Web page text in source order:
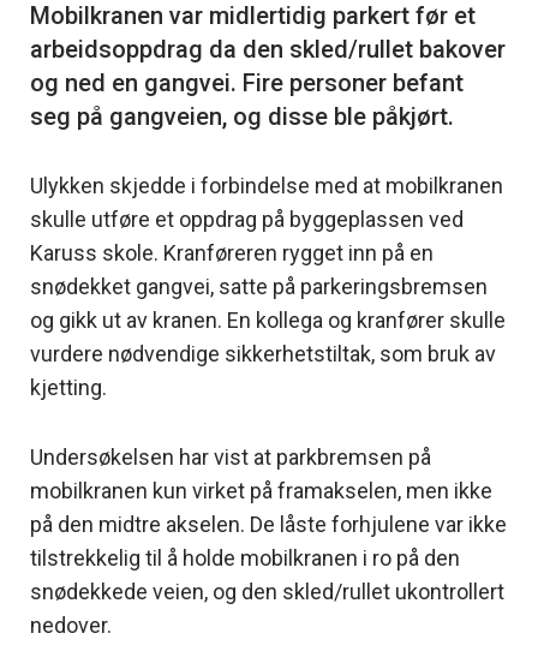
Mobilkranen var midlertidig parkert før et
arbeidsoppdrag da den skled/rullet bakover
og ned en gangvei. Fire personer befant
Ulykken skjedde i forbindelse med at mobilkranen
skulle utføre et oppdrag på byggeplassen ved
Karuss skole. Kranføreren rygget inn på en
snødekket gangvei, satte på parkeringsbremsen
og gikk ut av kranen. En kollega og kranfører skulle
vurdere nødvendige sikkerhetstiltak, som bruk av
kjetting.
Undersøkelsen har vist at parkbremsen på
mobilkranen kun virket på framakselen, men ikke
på den midtre akselen. De låste forhjulene var ikke
tilstrekkelig til å holde mobilkranen i ro på den
snødekkede veien, og den skled/rullet ukontrollert
nedover.